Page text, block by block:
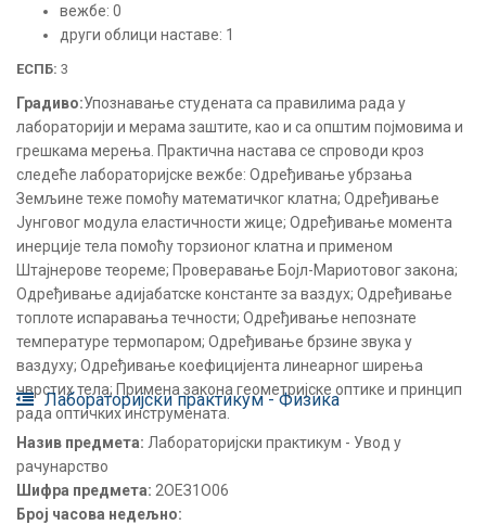
вежбе: 0
други облици наставе: 1
ЕСПБ: 3
Градиво:Упознавање студената са правилима рада у
лабораторији и мерама заштите, као и са општим појмовима и
грешкама мерења. Практична настава се спроводи кроз
следеће лабораторијске вежбе: Одређивање убрзања
Земљине теже помоћу математичког клатна; Одређивање
Јунговог модула еластичности жице; Одређивање момента
инерције тела помоћу торзионог клатна и применом
Штајнерове теореме; Проверавање Бојл-Мариотовог закона;
Одређивање адијабатске константе за ваздух; Одређивање
топлоте испаравања течности; Одређивање непознате
температуре термопаром; Одређивање брзине звука у
ваздуху; Одређивање коефицијента линеарног ширења
чврстих тела; Примена закона геометријске оптике и принцип
рада оптичких инструмената.
Лабораторијски практикум - Физика
Назив предмета: Лабораторијски практикум - Увод у
рачунарство
Шифра предмета: 2ОЕЗ1О06
Број часова недељно: